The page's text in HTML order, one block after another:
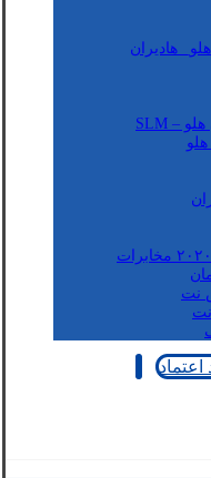
هادیران
نت
اعتماد